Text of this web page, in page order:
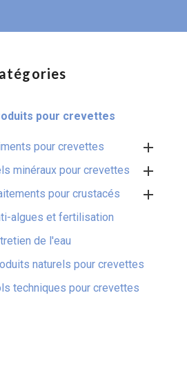
pour crevettes
pour crevettes 
minéraux pour crevettes 
pour crustacés 
algues et fertilisation
de l'eau
naturels pour crevettes
techniques pour crevettes